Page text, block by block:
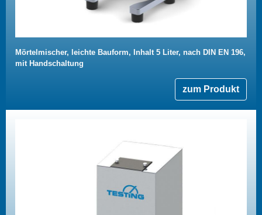
Mörtelmischer, leichte Bauform, Inhalt 5 Liter, nach DIN EN 196,
mit Handschaltung
zum Produkt